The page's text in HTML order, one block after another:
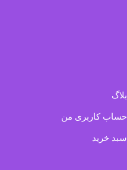
بلاگ
حساب کاربری من
سبد خرید